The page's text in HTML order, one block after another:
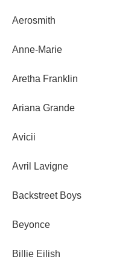
Aerosmith
Anne-Marie
Aretha Franklin
Ariana Grande
Avicii
Avril Lavigne
Backstreet Boys
Beyonce
Billie Eilish